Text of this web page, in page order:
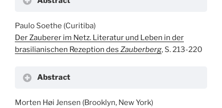
Paulo Soethe (Curitiba)
Der Zauberer im Netz. Literatur und Leben in der
brasilianischen Rezeption des Zauberberg, S. 213-220
Abstract
Morten Høi Jensen (Brooklyn, New York)